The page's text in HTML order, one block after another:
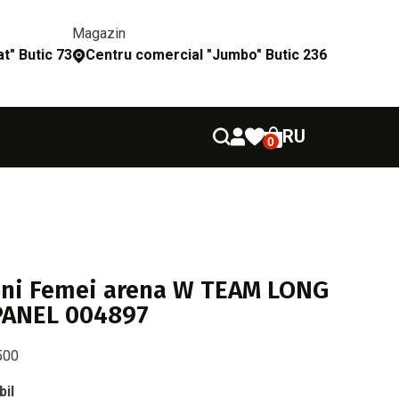
Butic 73
Magazin
Сentru comercial "Jumbo" Butic 236
0 RU
Femei arena W TEAM LONG
004897